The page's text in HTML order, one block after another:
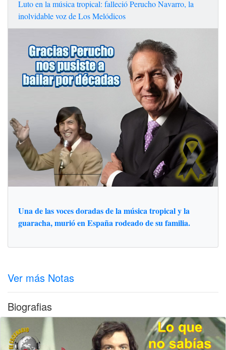
Luto en la música tropical: falleció Perucho Navarro, la
inolvidable voz de Los Melódicos
Una de las voces doradas de la música tropical y la
guaracha, murió en España rodeado de su familia.
Ver más Notas
Biografias